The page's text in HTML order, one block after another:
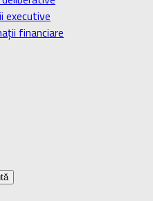
executive
financiare